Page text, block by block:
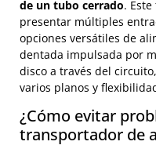
de un tubo cerrado.
presentar múltiples
opciones versátiles de
dentada impulsada por
disco a través del
varios planos y
¿Cómo evitar
transportador de